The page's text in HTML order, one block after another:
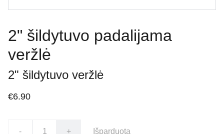
2" šildytuvo padalijama
veržlė
2" šildytuvo veržlė
€6.90
- + Išparduota